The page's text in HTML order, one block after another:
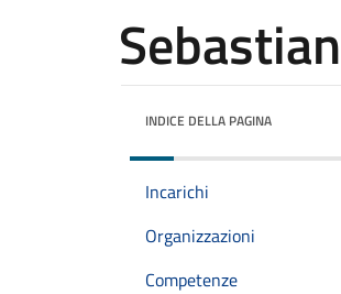
INDICE DELLA PAGINA
Incarichi
Organizzazioni
Competenze